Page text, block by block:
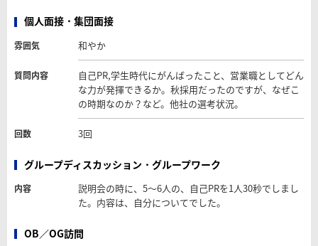
個人面接・集団面接
雰囲気 和やか
質問内容
自己PR,学生時代にがんばったこと、営業職としてどん
な力が発揮できるか。秋採用だったのですが、なぜこ
の時期なのか？など。他社の選考状況。
回数 3回
グループディスカッション・グループワーク
内容
説明会の時に、5～6人の、自己PRを1人30秒でしまし
た。内容は、自分についてでした。
OB／OG訪問